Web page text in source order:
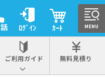
ﾛｸﾞｲﾝ ｶｰﾄ
ご利用ガイド 無料見積り
MENU